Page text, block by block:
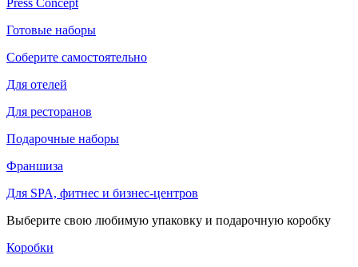
Press Concept
Готовые наборы
Соберите самостоятельно
Для отелей
Для ресторанов
Подарочные наборы
Франшиза
Для SPA, фитнес и бизнес-центров
Выберите свою любимую упаковку и подарочную коробку
Коробки